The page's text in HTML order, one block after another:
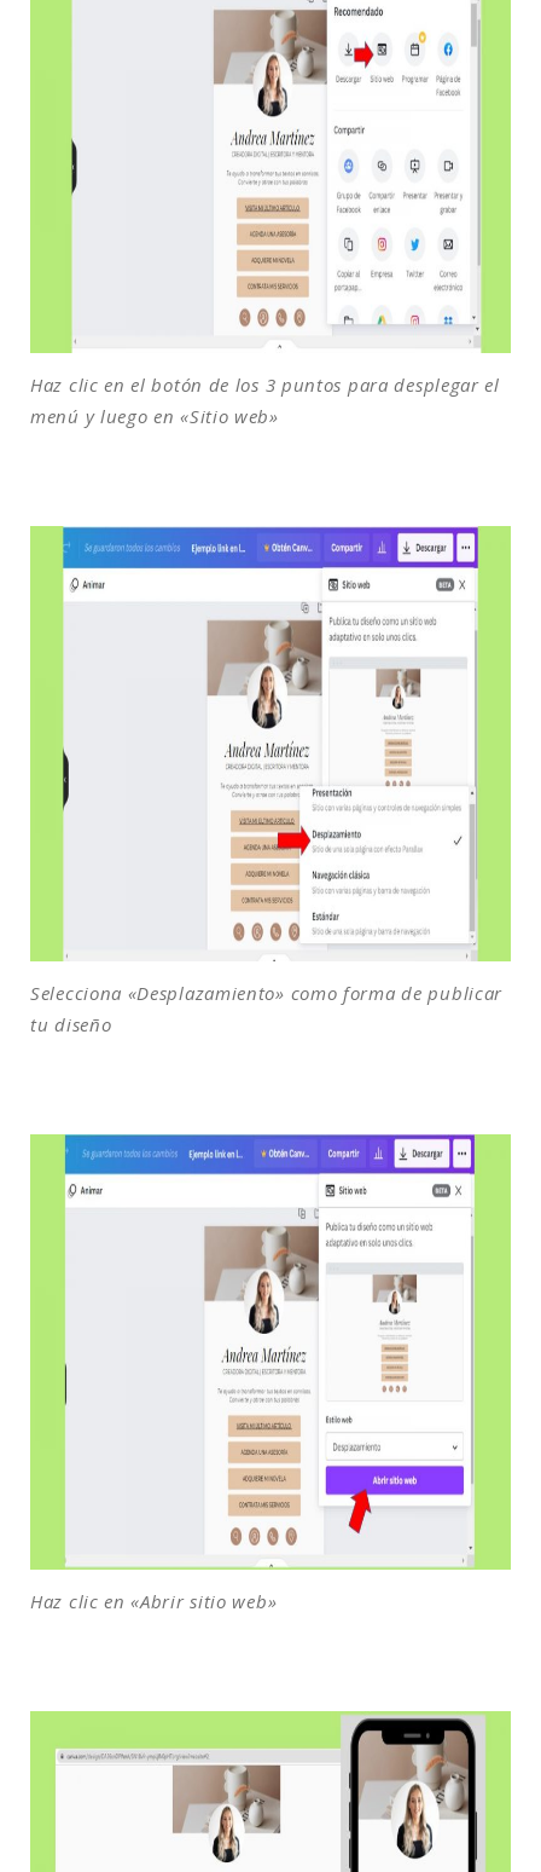
Haz clic en el botón de los 3 puntos para desplegar el
menú y luego en «Sitio web»
Selecciona «Desplazamiento» como forma de publicar
tu diseño
Haz clic en «Abrir sitio web»